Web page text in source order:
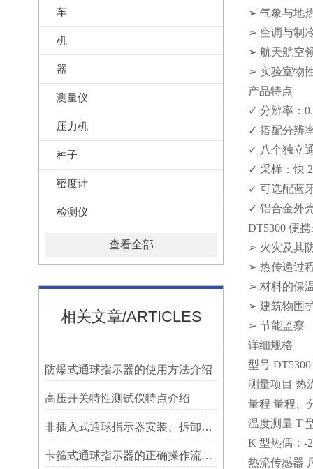
车
机
器
测量仪
压力机
种子
密度计
检测仪
查看全部
相关文章/ARTICLES
防爆式通球指示器的使用方法介绍
高压开关特性测试仪特点介绍
非插入式通球指示器安装、拆卸灵活方便
卡箍式通球指示器的正确操作流程介绍
➢ 气象与地
➢ 空调与制
➢ 航天航空
➢ 实验室物
产品特点
✓ 分辨率：
✓ 搭配分辨
✓ 八个独立
✓ 采样：快
✓ 可选配蓝
✓ 铝合金外
DT5300 便
➢ 火灾及其
➢ 热传递过
➢ 材料的保
➢ 建筑物围
➢ 节能监察
详细规格
型号 DT5300
测量项目 热
量程 量程、
温度测量 T
K 型热偶：-
热流传感器